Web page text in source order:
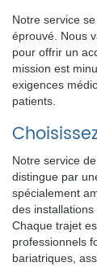
Notre service
éprouvé. Nous
pour offrir un
mission est
exigences
patients.
Notre service
distingue par
spécialement
des
Chaque trajet
professionnels
bariatriques,